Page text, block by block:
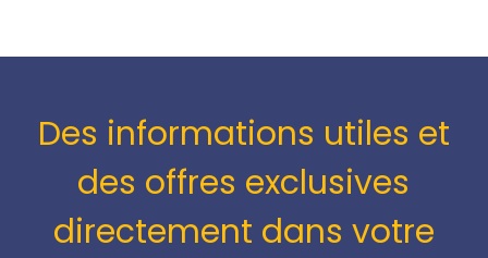
Des informations utiles et
des offres exclusives
directement dans votre